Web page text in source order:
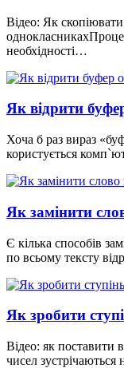
Відео: Як
необхідності…
Як відрити
Хоча б раз вираз
користується
Як замінити
Є кілька способів
по всьому тексту
Як зробити
Відео: як поставити
чисел